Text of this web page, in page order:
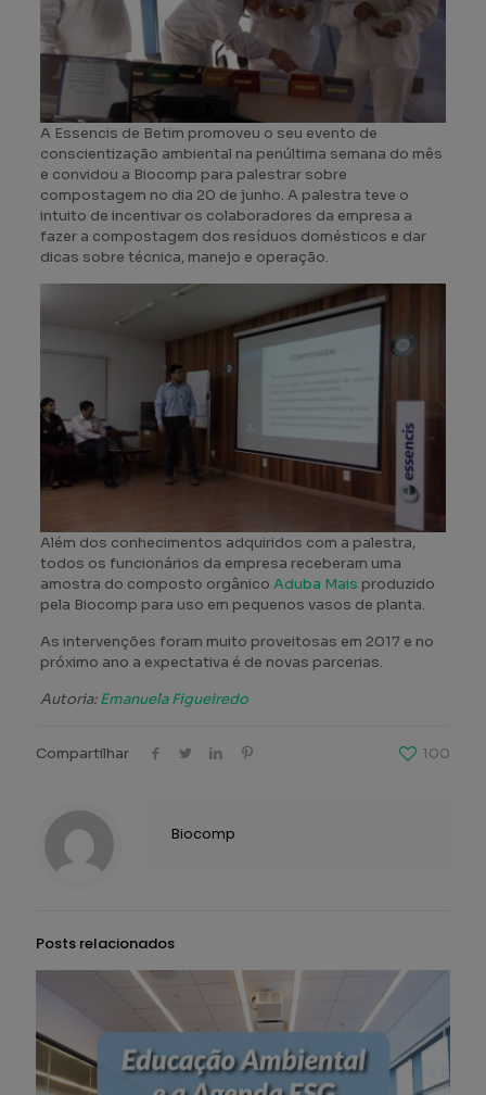
A Essencis de Betim promoveu o seu evento de
conscientização ambiental na penúltima semana do mês
e convidou a Biocomp para palestrar sobre
compostagem no dia 20 de junho. A palestra teve o
intuito de incentivar os colaboradores da empresa a
fazer a compostagem dos resíduos domésticos e dar
dicas sobre técnica, manejo e operação.
Além dos conhecimentos adquiridos com a palestra,
todos os funcionários da empresa receberam uma
amostra do composto orgânico Aduba Mais produzido
pela Biocomp para uso em pequenos vasos de planta.
As intervenções foram muito proveitosas em 2017 e no
próximo ano a expectativa é de novas parcerias.
Autoria:Emanuela Figueiredo
Compartilhar 100
Biocomp
Posts relacionados